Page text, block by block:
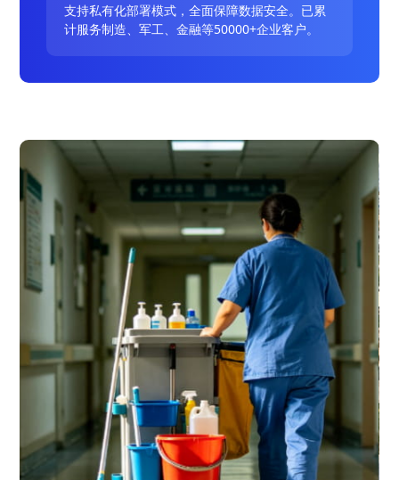
支持私有化部署模式，全面保障数据安全。已累
计服务制造、军工、金融等50000+企业客户。